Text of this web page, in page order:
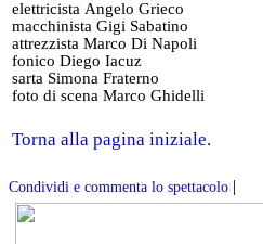
elettricista Angelo Grieco
macchinista Gigi Sabatino
attrezzista Marco Di Napoli
fonico Diego Iacuz
sarta Simona Fraterno
foto di scena Marco Ghidelli
Torna alla pagina iniziale.
Condividi e commenta lo spettacolo |